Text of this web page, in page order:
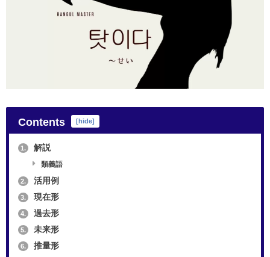
Contents [hide]
1. 解説
類義語
2. 活用例
3. 現在形
4. 過去形
5. 未来形
6. 推量形